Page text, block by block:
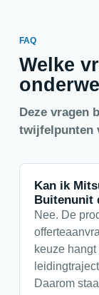
FAQ
Welke
Deze vragen
twijfelpunten
Kan ik
Buitenunit
Nee. De
keuze
Daarom